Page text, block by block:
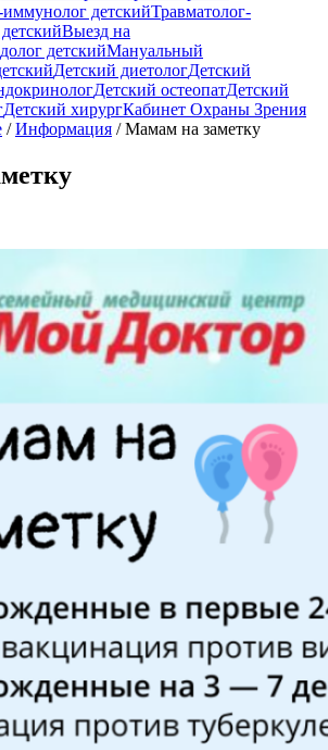
детскийТравматолог-
Выезд на
детскийМануальный
Детский диетологДетский
Детский остеопатДетский
Детский хирургКабинет Охраны Зрения
/Информация /Мамам на заметку